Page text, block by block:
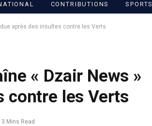
CONTRIBUTIONS SPORTS
après des insultes contre les Verts
« Dzair News »
contre les Verts
3 Mins Read